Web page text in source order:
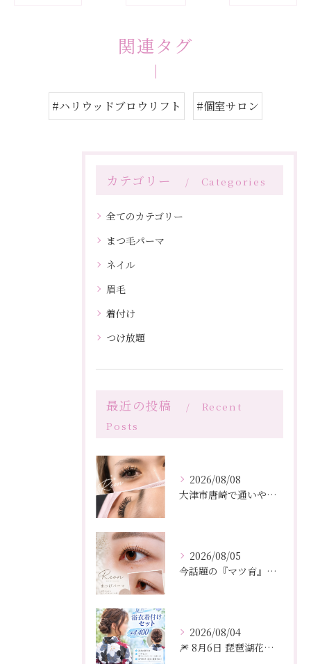
関連タグ
#ハリウッドブロウリフト #個室サロン
カテゴリー Categories
全てのカテゴリー
まつ毛パーマ
ネイル
眉毛
着付け
つけ放題
最近の投稿
Recent
Posts
2026/08/08
大津市唐崎で通いやすいマツエクサロンです(^^)
2026/08/05
今話題の『マツ育』で理想の目元へ」
2026/08/04
🎆 8月6日 琵琶湖花火大会 🎆